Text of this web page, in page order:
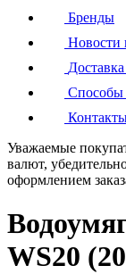
Бренды
Новости
Доставка
Способы
Уважаемые
валют,
оформлением
WS20